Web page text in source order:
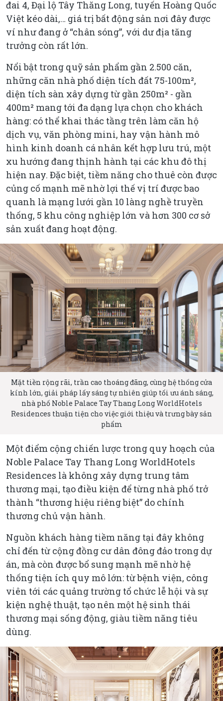
đai 4, Đại lộ Tây Thăng Long, tuyến Hoàng Quốc
Việt kéo dài,… giá trị bất động sản nơi đây được
ví như đang ở “chân sóng”, với dư địa tăng
trưởng còn rất lớn.
Nổi bật trong quỹ sản phẩm gần 2.500 căn,
những căn nhà phố diện tích đất 75-100m²,
diện tích sàn xây dựng từ gần 250m² - gần
400m² mang tới đa dạng lựa chọn cho khách
hàng: có thể khai thác tầng trên làm căn hộ
dịch vụ, văn phòng mini, hay vận hành mô
hình kinh doanh cá nhân kết hợp lưu trú, một
xu hướng đang thịnh hành tại các khu đô thị
hiện nay. Đặc biệt, tiềm năng cho thuê còn được
củng cố mạnh mẽ nhờ lợi thế vị trí được bao
quanh là mạng lưới gần 10 làng nghề truyền
thống, 5 khu công nghiệp lớn và hơn 300 cơ sở
sản xuất đang hoạt động.
Mặt tiền rộng rãi, trần cao thoáng đãng, cùng hệ thống cửa
kính lớn, giải pháp lấy sáng tự nhiên giúp tối ưu ánh sáng,
nhà phố Noble Palace Tay Thang Long WorldHotels
Residences thuận tiện cho việc giới thiệu và trưng bày sản
phẩm
Một điểm cộng chiến lược trong quy hoạch của
Noble Palace Tay Thang Long WorldHotels
Residences là không xây dựng trung tâm
thương mại, tạo điều kiện để từng nhà phố trở
thành “thương hiệu riêng biệt” do chính
thương chủ vận hành.
Nguồn khách hàng tiềm năng tại đây không
chỉ đến từ cộng đồng cư dân đông đảo trong dự
án, mà còn được bổ sung mạnh mẽ nhờ hệ
thống tiện ích quy mô lớn: từ bệnh viện, công
viên tới các quảng trường tổ chức lễ hội và sự
kiện nghệ thuật, tạo nên một hệ sinh thái
thương mại sống động, giàu tiềm năng tiêu
dùng.